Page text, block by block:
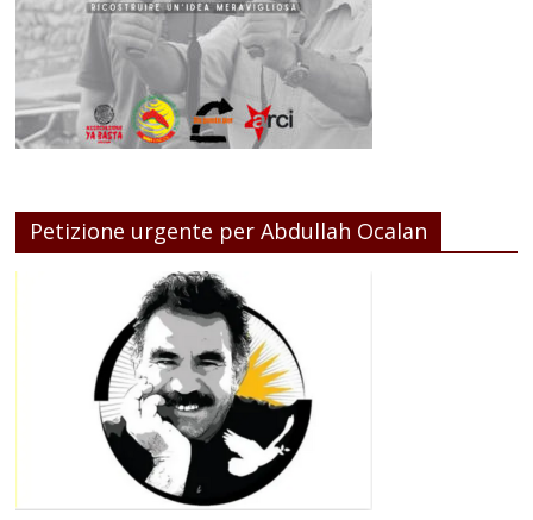
Petizione urgente per Abdullah Ocalan